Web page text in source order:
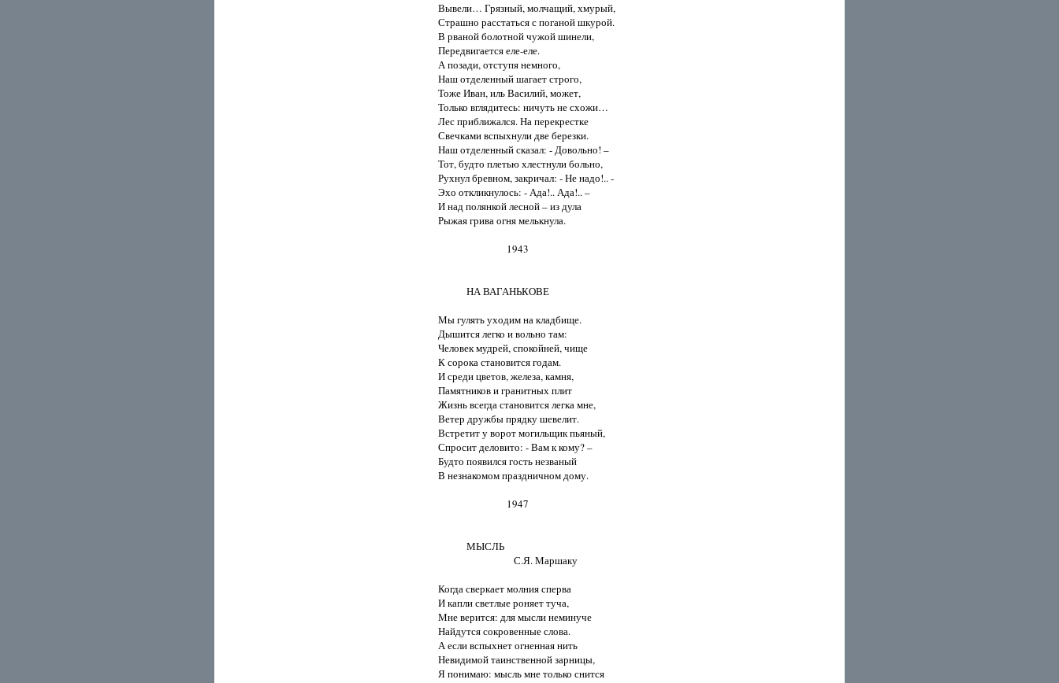
Вывели… Грязный, молчащий, хмурый,
Страшно расстаться с поганой шкурой.
В рваной болотной чужой шинели,
Передвигается еле-еле.
А позади, отступя немного,
Наш отделенный шагает строго,
Тоже Иван, иль Василий, может,
Только вглядитесь: ничуть не схожи…
Лес приближался. На перекрестке
Свечками вспыхнули две березки.
Наш отделенный сказал: - Довольно! –
Тот, будто плетью хлестнули больно,
Рухнул бревном, закричал: - Не надо!.. -
Эхо откликнулось: - Ада!.. Ада!.. –
И над полянкой лесной – из дула
Рыжая грива огня мелькнула.
                             1943
            НА ВАГАНЬКОВЕ
Мы гулять уходим на кладбище.
Дышится легко и вольно там:
Человек мудрей, спокойней, чище
К сорока становится годам.
И среди цветов, железа, камня,
Памятников и гранитных плит
Жизнь всегда становится легка мне,
Ветер дружбы прядку шевелит.
Встретит у ворот могильщик пьяный,
Спросит деловито: - Вам к кому? –
Будто появился гость незваный
В незнакомом праздничном дому.
                             1947
            МЫСЛЬ
                                С.Я. Маршаку
Когда сверкает молния сперва
И капли светлые роняет туча,
Мне верится: для мысли неминуче
Найдутся сокровенные слова.
А если вспыхнет огненная нить
Невидимой таинственной зарницы,
Я понимаю: мысль мне только снится